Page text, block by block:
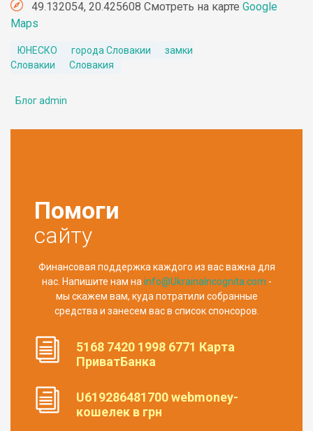
49.132054, 20.425608 Смотреть на карте Google
Maps
ЮНЕСКО города Словакии
замки
Словакии
Словакия
Блог admin
Помоги
сайту
Финансовая поддержка каждого из вас важна для
нас. Напишите нам на info@UkrainaIncognita.com -
мы скажем вам, куда потратили собранные
средства и занесем вас в список спонсоров.
5168 7420 1998 6771 Карта
ПриватБанка
U619286481700 webmoney-
кошелек в грн